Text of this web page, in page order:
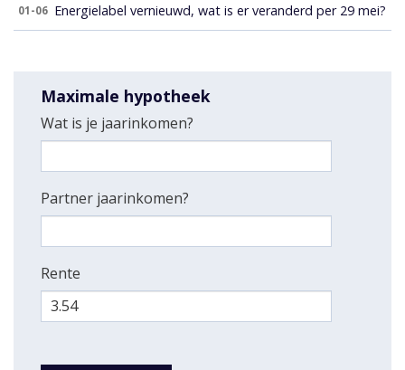
01-06 Energielabel vernieuwd, wat is er veranderd per 29 mei?
Maximale hypotheek
Wat is je jaarinkomen?
Partner jaarinkomen?
Rente